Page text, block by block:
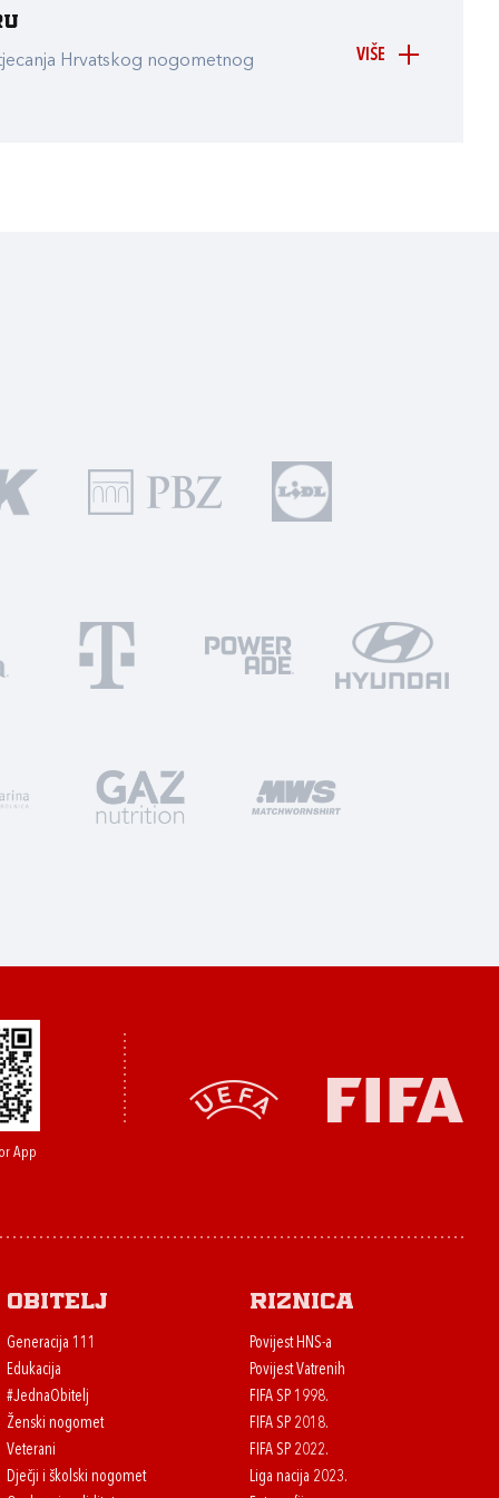
VIŠE
Hrvatskog nogometnog
App
Obitelj
Generacija 111
Edukacija
#JednaObitelj
Ženski nogomet
Veterani
Dječji i školski nogomet
Riznica
Povijest HNS-a
Povijest Vatrenih
FIFA SP 1998.
FIFA SP 2018.
FIFA SP 2022.
Liga nacija 2023.